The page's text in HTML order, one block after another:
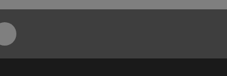
Bluesky